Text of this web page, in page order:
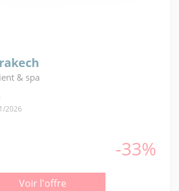
& spa
2026
-33%
Voir l'offre